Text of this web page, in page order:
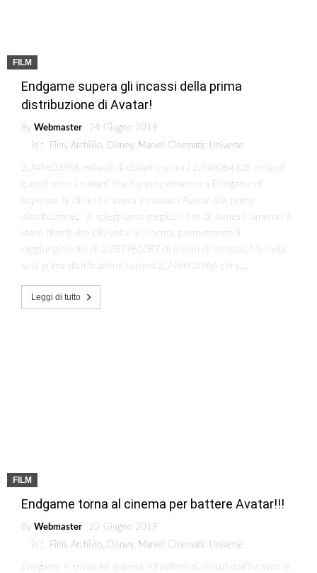
FILM
Endgame supera gli incassi della prima
distribuzione di Avatar!
By Webmaster
24 Giugno 2019
in :
Film, Archivio, Disney, Marvel Cinematic Universe
2,749603966 miliardi di dollari contro i 2,749064328 miliardi
questi sono i numeri che hanno permesso a Endgame di
superare la cifra che aveva incassato Avatar alla prima
distribuzione. Vi spieghiamo meglio. Il film di James Cameron è
stato distribuito più volte al cinema, permettendo il
raggiungimento di 2,787965087 di dollari di incasso. Ma nella
sola prima distribuzione furono 2,749603966 cifra …
Leggi di tutto
FILM
Endgame torna al cinema per battere Avatar!!!
By Webmaster
22 Giugno 2019
in :
Film, Archivio, Disney, Marvel Cinematic Universe
Endgame si trova ad appena 43 milioni di dollari dall’incasso di